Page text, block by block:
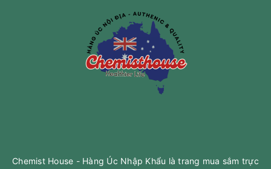
Chemist House - Hàng Úc Nhập Khẩu là trang mua sắm trực